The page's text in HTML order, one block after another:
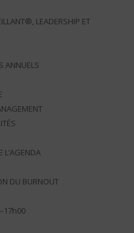
LEADERSHIP ET
ANNUELS
L’AGENDA
DU BURNOUT